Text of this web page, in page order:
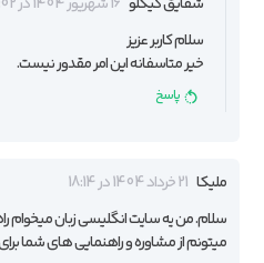
سلام کاربر عزیز
خیر متاسفانه این امر مقدور نیست.
پاسخ
ملیکا 21 خرداد 1404 در 18:14
سلام. من یه سایت انگلیسی زبان میخوام
میتونم از مشاوره و راهنمایی های شما